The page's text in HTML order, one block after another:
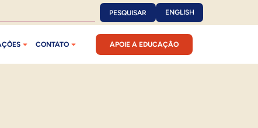
PESQUISAR ENGLISH
CONTATO APOIE A EDUCAÇÃO